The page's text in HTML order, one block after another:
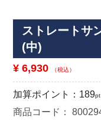
ストレートサ
(中)
¥ 6,930 （税込）
加算ポイント： 189pt
商品コード：